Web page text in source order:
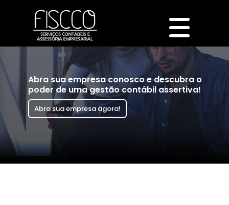
Abra sua empresa conosco e descubra o
poder de uma gestão contábil assertiva!
Abra sua empresa agora!